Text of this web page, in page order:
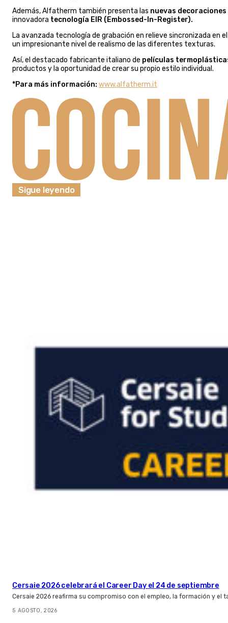
Además, Alfatherm también presenta las nuevas
innovadora tecnología EIR (Embossed-In-Register).
La avanzada tecnología de grabación en relieve sincronizada
un impresionante nivel de realismo de las diferentes texturas.
Así, el destacado fabricante italiano de películas
productos y la oportunidad de crear su propio estilo individual.
*Para más información: www.alfatherm.it
Sigue leyendo
Cersaie 2026 celebrará el Career Day el 24 de septiembre
Cersaie 2026 reafirma su compromiso con el empleo, la formación y el
5 AGOSTO, 2026